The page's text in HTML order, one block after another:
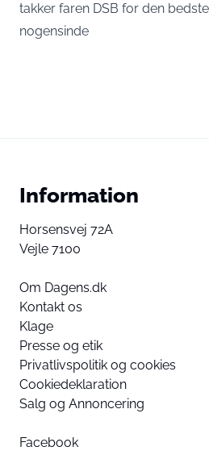
takker faren DSB for den
nogensinde
Information
Horsensvej 72A
Vejle 7100
Om Dagens.dk
Kontakt os
Klage
Presse og etik
Privatlivspolitik og cookies
Cookiedeklaration
Salg og Annoncering
Facebook